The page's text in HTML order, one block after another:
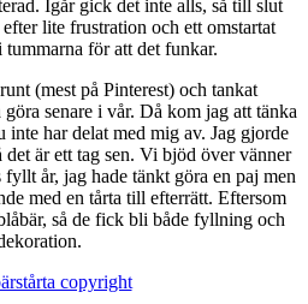
Igår gick det inte alls, så till slut
lite frustration och ett omstartat
tummarna för att det funkar.
(mest på Pinterest) och tankat
senare i vår. Då kom jag att tänka
inte har delat med mig av. Jag gjorde
det är ett tag sen. Vi bjöd över vänner
år, jag hade tänkt göra en paj men
med en tårta till efterrätt. Eftersom
så de fick bli både fyllning och